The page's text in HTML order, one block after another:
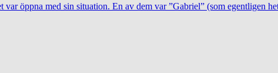
öppna med sin situation. En av dem var ”Gabriel” (som egentligen